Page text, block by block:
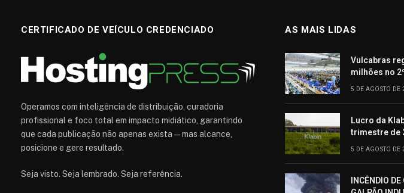
CERTIFICADO DE VEÍCULO CREDENCIADO
Operamos com inteligência de distribuição, curadoria
profissional e foco total em impacto midiático, garantindo
que cada publicação não apenas exista — mas alcance,
posicione e gere resultado.
Seja visto. Seja lembrado. Seja referência.
AS MAIS LIDAS
Vulcabras
milhões no
5 DE AGOSTO DE
Lucro da
trimestre de
5 DE AGOSTO DE
INCÊNDIO